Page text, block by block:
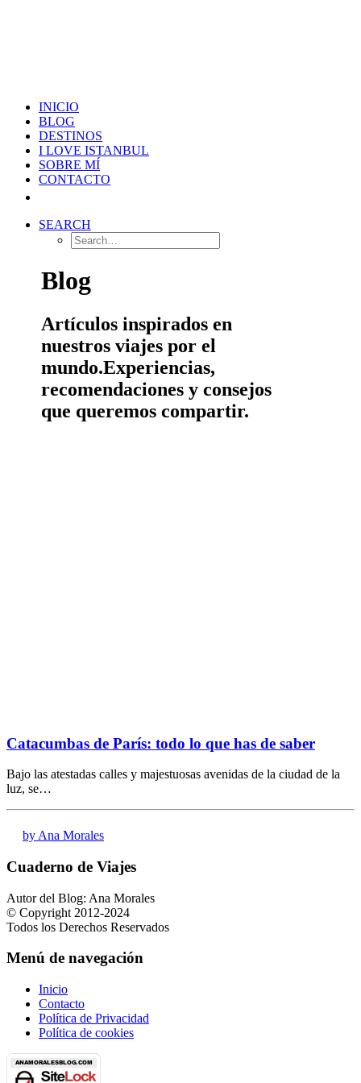
INICIO
BLOG
DESTINOS
I LOVE ISTANBUL
SOBRE MÍ
CONTACTO
SEARCH
Blog
Artículos inspirados en
nuestros viajes por el
mundo.Experiencias,
recomendaciones y consejos
que queremos compartir.
Catacumbas de París: todo lo que has de saber
Bajo las atestadas calles y majestuosas avenidas de la ciudad de la
luz, se…
by Ana Morales
Cuaderno de Viajes
Autor del Blog: Ana Morales
© Copyright 2012-2024
Todos los Derechos Reservados
Menú de navegación
Inicio
Contacto
Política de Privacidad
Política de cookies